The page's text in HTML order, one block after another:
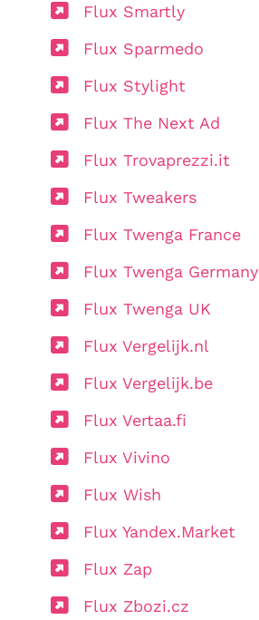
Flux Smartly
Flux Sparmedo
Flux Stylight
Flux The Next Ad
Flux Trovaprezzi.it
Flux Tweakers
Flux Twenga France
Flux Twenga Germany
Flux Twenga UK
Flux Vergelijk.nl
Flux Vergelijk.be
Flux Vertaa.fi
Flux Vivino
Flux Wish
Flux Yandex.Market
Flux Zap
Flux Zbozi.cz